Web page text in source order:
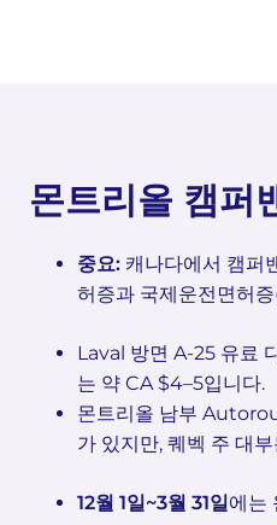
몬트리올 캠퍼
중요: 캐나다에서 캠퍼
허증과 국제운전면허
Laval 방면 A-25 유료
는 약 CA $4–5입니다.
몬트리올 남부
가 있지만, 퀘벡 주 대
12월 1일~3월 31일에는